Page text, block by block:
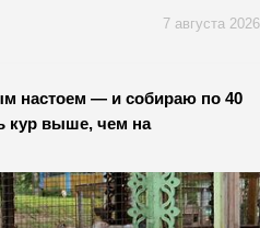
7 августа 2026
настоем — и собираю по 40
кур выше, чем на